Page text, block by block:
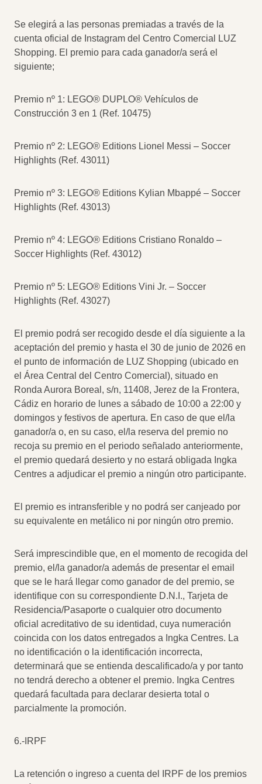
Se elegirá a las personas premiadas a través de la
cuenta oficial de Instagram del Centro Comercial LUZ
Shopping. El premio para cada ganador/a será el
siguiente;
Premio nº 1: LEGO® DUPLO® Vehículos de
Construcción 3 en 1 (Ref. 10475)
Premio nº 2: LEGO® Editions Lionel Messi – Soccer
Highlights (Ref. 43011)
Premio nº 3: LEGO® Editions Kylian Mbappé – Soccer
Highlights (Ref. 43013)
Premio nº 4: LEGO® Editions Cristiano Ronaldo –
Soccer Highlights (Ref. 43012)
Premio nº 5: LEGO® Editions Vini Jr. – Soccer
Highlights (Ref. 43027)
El premio podrá ser recogido desde el día siguiente a la
aceptación del premio y hasta el 30 de junio de 2026 en
el punto de información de LUZ Shopping (ubicado en
el Área Central del Centro Comercial), situado en
Ronda Aurora Boreal, s/n, 11408, Jerez de la Frontera,
Cádiz en horario de lunes a sábado de 10:00 a 22:00 y
domingos y festivos de apertura. En caso de que el/la
ganador/a o, en su caso, el/la reserva del premio no
recoja su premio en el periodo señalado anteriormente,
el premio quedará desierto y no estará obligada Ingka
Centres a adjudicar el premio a ningún otro participante.
El premio es intransferible y no podrá ser canjeado por
su equivalente en metálico ni por ningún otro premio.
Será imprescindible que, en el momento de recogida del
premio, el/la ganador/a además de presentar el email
que se le hará llegar como ganador de del premio, se
identifique con su correspondiente D.N.I., Tarjeta de
Residencia/Pasaporte o cualquier otro documento
oficial acreditativo de su identidad, cuya numeración
coincida con los datos entregados a Ingka Centres. La
no identificación o la identificación incorrecta,
determinará que se entienda descalificado/a y por tanto
no tendrá derecho a obtener el premio. Ingka Centres
quedará facultada para declarar desierta total o
parcialmente la promoción.
6.-IRPF
La retención o ingreso a cuenta del IRPF de los premios